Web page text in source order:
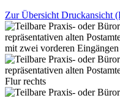
Zur Übersicht Druckansicht